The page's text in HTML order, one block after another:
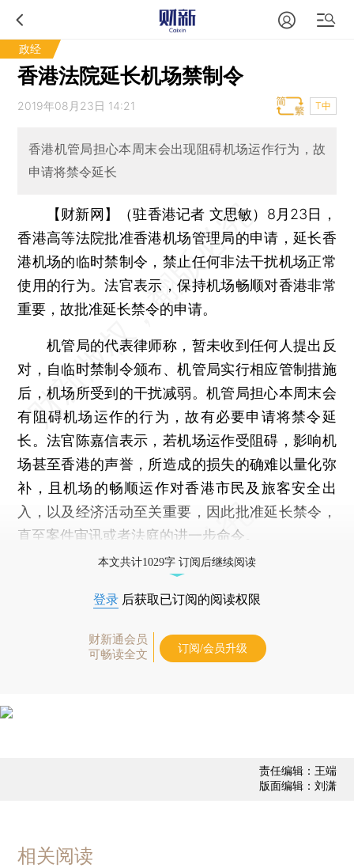
政经
香港法院延长机场禁制令
2019年08月23日 14:21 T中
香港机管局担心本周末会出现阻碍机场运作行为，故
申请将禁令延长
【财新网】（驻香港记者 文思敏） 8月23日，
香港高等法院批准香港机场管理局的申请，延长香
港机场的临时禁制令，禁止任何非法干扰机场正常
使用的行为。法官表示，保持机场畅顺对香港非常
重要，故批准延长禁令的申请。
机管局的代表律师称，暂未收到任何人提出反
对，自临时禁制令颁布、机管局实行相应管制措施
后，机场所受到的干扰减弱。机管局担心本周末会
有阻碍机场运作的行为，故有必要申请将禁令延
长。法官陈嘉信表示，若机场运作受阻碍，影响机
场甚至香港的声誉，所造成的损失的确难以量化弥
补，且机场的畅顺运作对香港市民及旅客安全出
入，以及经济活动至关重要，因此批准延长禁令，
直至案件审讯或者法庭的进一步命令。
本文共计1029字 订阅后继续阅读
登录 后获取已订阅的阅读权限
财新通会员
可畅读全文
订阅/会员升级
责任编辑：王端
版面编辑：刘潇
相关阅读